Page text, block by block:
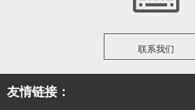
联系我们
友情链接：